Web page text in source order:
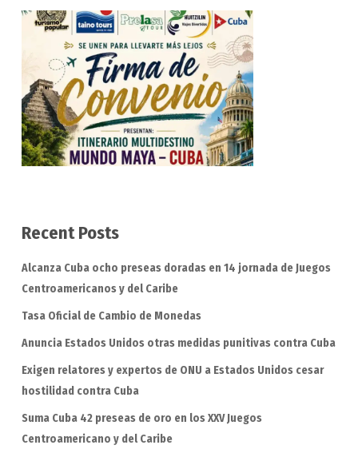
Recent Posts
Alcanza Cuba ocho preseas doradas en 14 jornada de Juegos
Centroamericanos y del Caribe
Tasa Oficial de Cambio de Monedas
Anuncia Estados Unidos otras medidas punitivas contra Cuba
Exigen relatores y expertos de ONU a Estados Unidos cesar
hostilidad contra Cuba
Suma Cuba 42 preseas de oro en los XXV Juegos
Centroamericano y del Caribe